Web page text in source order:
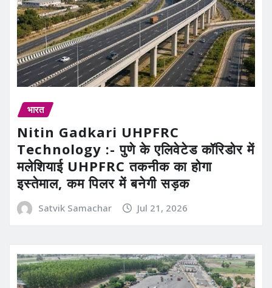
भारत
Nitin Gadkari UHPFRC
Technology :- पुणे के एलिवेटेड कॉरिडोर में
मलेशियाई UHPFRC तकनीक का होगा
इस्तेमाल, कम पिलर में बनेगी सड़क
Satvik Samachar Jul 21, 2026